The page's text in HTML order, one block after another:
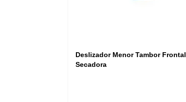
Deslizador Menor Tambor Frontal
Secadora